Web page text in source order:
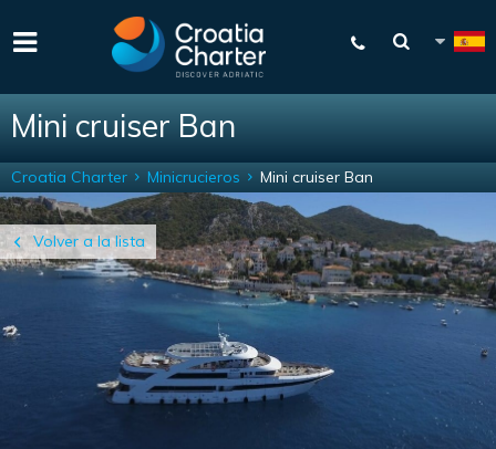
Mini cruiser Ban
Volver a la lista
Croatia Charter Minicrucieros Mini cruiser Ban